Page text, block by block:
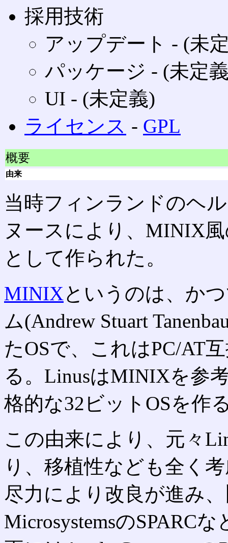
採用技術
アップデート ‐ (未
パッケージ ‐ (未定
UI ‐ (未定義)
ライセンス ‐ GPL
概要
由来
当時フィンランドのヘ
ヌースにより、MINIX
として作られた。
MINIXというのは、か
ム(Andrew Stuart
たOSで、これはPC/AT
る。LinusはMINIXを参
格的な32ビットOSを作
この由来により、元々
り、移植性なども全く
尽力により改良が進み
MicrosystemsのSPARCな